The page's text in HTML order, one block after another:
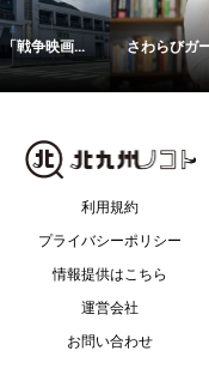
戦争映画... さわらびガ
利用規約
プライバシーポリシー
情報提供はこちら
運営会社
お問い合わせ